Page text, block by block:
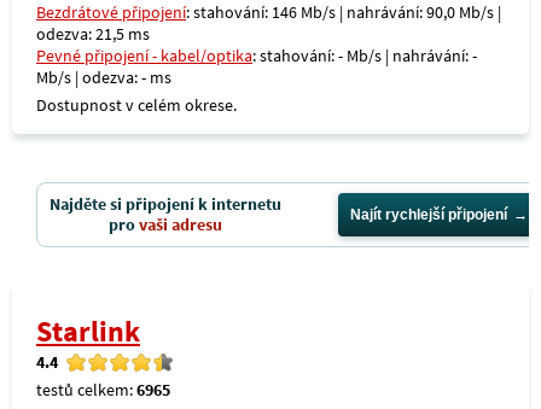
Bezdrátové připojení: stahování: 146 Mb/s | nahrávání: 90,0 Mb/s |
odezva: 21,5 ms
Pevné připojení - kabel/optika: stahování: - Mb/s | nahrávání: -
Mb/s | odezva: - ms
Dostupnost v celém okrese.
Najděte si připojení k internetu
provaši adresu Najít rychlejší připojení
Starlink
4.4
testů celkem:6965